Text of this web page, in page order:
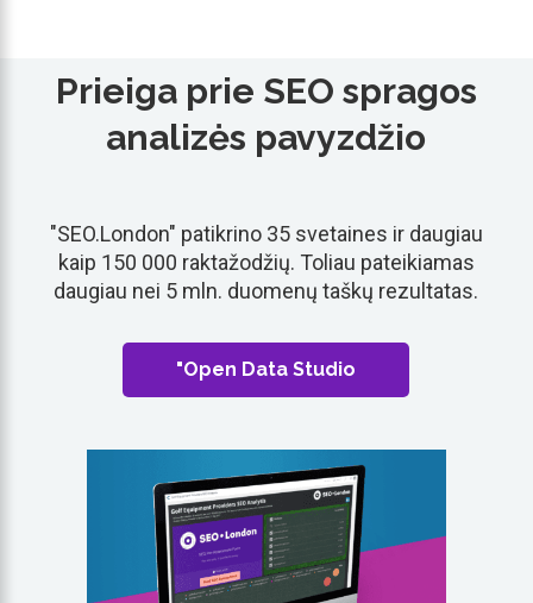
Prieiga prie SEO spragos
analizės pavyzdžio
"SEO.London" patikrino 35 svetaines ir daugiau
kaip 150 000 raktažodžių. Toliau pateikiamas
daugiau nei 5 mln. duomenų taškų rezultatas.
"Open Data Studio